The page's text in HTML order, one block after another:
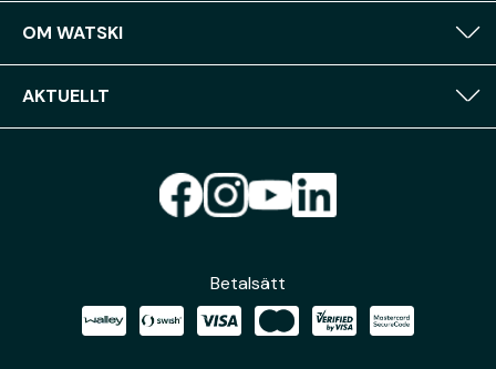
OM WATSKI
AKTUELLT
Betalsätt